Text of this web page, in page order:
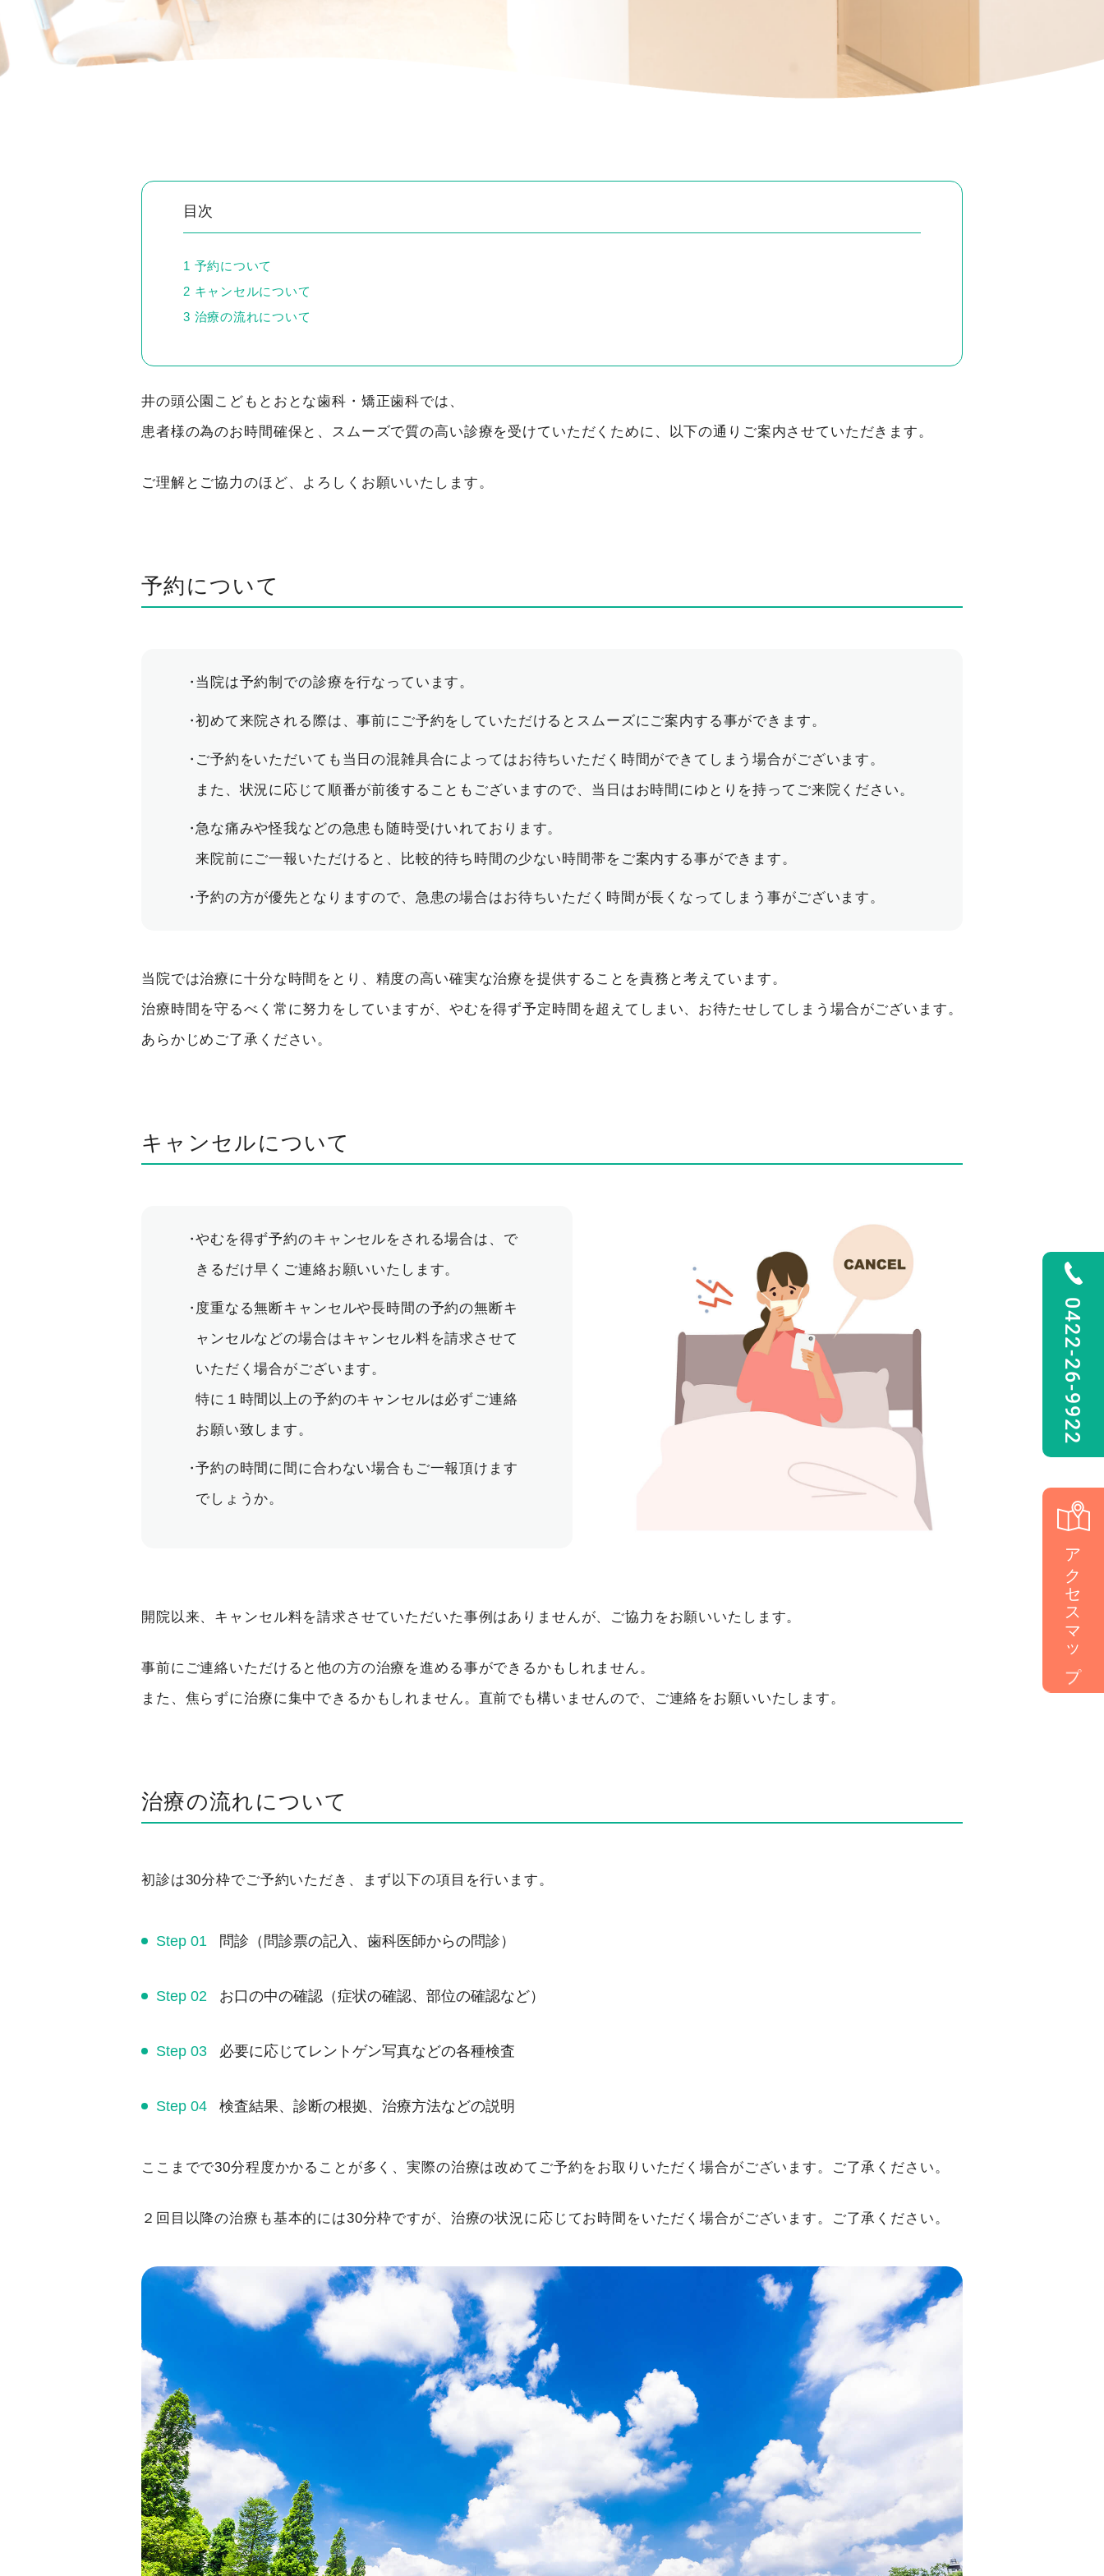
0422-26-9922
アクセスマップ
目次
1 予約について
2 キャンセルについて
3 治療の流れについて
井の頭公園こどもとおとな歯科・矯正歯科では、
患者様の為のお時間確保と、スムーズで質の高い診療を受けていただくために、以下の通りご案内させていただきます。
ご理解とご協力のほど、よろしくお願いいたします。
予約について
当院は予約制での診療を行なっています。
初めて来院される際は、事前にご予約をしていただけるとスムーズにご案内する事ができます。
ご予約をいただいても当日の混雑具合によってはお待ちいただく時間ができてしまう場合がございます。
また、状況に応じて順番が前後することもございますので、当日はお時間にゆとりを持ってご来院ください。
急な痛みや怪我などの急患も随時受けいれております。
来院前にご一報いただけると、比較的待ち時間の少ない時間帯をご案内する事ができます。
予約の方が優先となりますので、急患の場合はお待ちいただく時間が長くなってしまう事がございます。
当院では治療に十分な時間をとり、精度の高い確実な治療を提供することを責務と考えています。
治療時間を守るべく常に努力をしていますが、やむを得ず予定時間を超えてしまい、お待たせしてしまう場合がございます。
あらかじめご了承ください。
キャンセルについて
やむを得ず予約のキャンセルをされる場合は、で
きるだけ早くご連絡お願いいたします。
度重なる無断キャンセルや長時間の予約の無断キ
ャンセルなどの場合はキャンセル料を請求させて
いただく場合がございます。
特に１時間以上の予約のキャンセルは必ずご連絡
お願い致します。
予約の時間に間に合わない場合もご一報頂けます
でしょうか。
開院以来、キャンセル料を請求させていただいた事例はありませんが、ご協力をお願いいたします。
事前にご連絡いただけると他の方の治療を進める事ができるかもしれません。
また、焦らずに治療に集中できるかもしれません。直前でも構いませんので、ご連絡をお願いいたします。
治療の流れについて
初診は30分枠でご予約いただき、まず以下の項目を行います。
問診（問診票の記入、歯科医師からの問診）
お口の中の確認（症状の確認、部位の確認など）
必要に応じてレントゲン写真などの各種検査
検査結果、診断の根拠、治療方法などの説明
ここまでで30分程度かかることが多く、実際の治療は改めてご予約をお取りいただく場合がございます。ご了承ください。
２回目以降の治療も基本的には30分枠ですが、治療の状況に応じてお時間をいただく場合がございます。ご了承ください。